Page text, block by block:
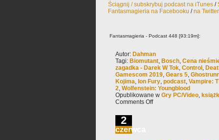
Ściągnij / subskrybuj podcast na iTunes /
Fantasmagieria na Facebooku /na
Fantasmagieria - Podcast 448 [93:19m]:
Autor: Dahman
Tagi: Biomutant, Bosch, Cena
zagadka - Darek W Tok, Control ,
Gamescom 2019, Gears 5,
Kojima, Ion Fury, podcast, Vampire:
2, Wolfenstein: Youngblood
Opublikowane w Gry PC/Video,
Comments Off
2
czerwca